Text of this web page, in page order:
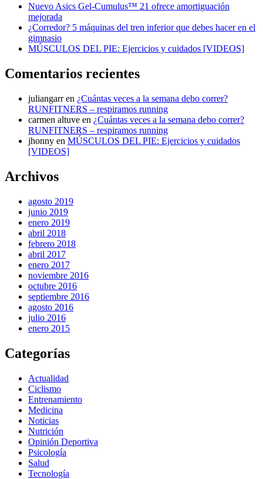
Nuevo Asics Gel-Cumulus™ 21 ofrece amortiguación
mejorada
¿Corredor? 5 máquinas del tren inferior que debes hacer en el
gimnasio
MÚSCULOS DEL PIE: Ejercicios y cuidados [VIDEOS]
Comentarios recientes
juliangarren ¿Cuántas veces a la semana debo correr?
RUNFITNERS – respiramos running
carmen altuve en ¿Cuántas veces a la semana debo correr?
RUNFITNERS – respiramos running
jhonny en MÚSCULOS DEL PIE: Ejercicios y cuidados
[VIDEOS]
Archivos
agosto 2019
junio 2019
enero 2019
abril 2018
febrero 2018
abril 2017
enero 2017
noviembre 2016
octubre 2016
septiembre 2016
agosto 2016
julio 2016
enero 2015
Categorías
Actualidad
Ciclismo
Entrenamiento
Medicina
Noticias
Nutrición
Opinión Deportiva
Psicología
Salud
Tecnología